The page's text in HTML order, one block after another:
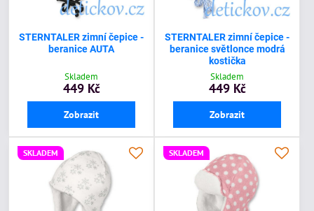
STERNTALER zimní čepice -
beranice AUTA
Skladem
449 Kč
Zobrazit
STERNTALER zimní čepice -
beranice světlonce modrá
kostička
Skladem
449 Kč
Zobrazit
SKLADEM SKLADEM